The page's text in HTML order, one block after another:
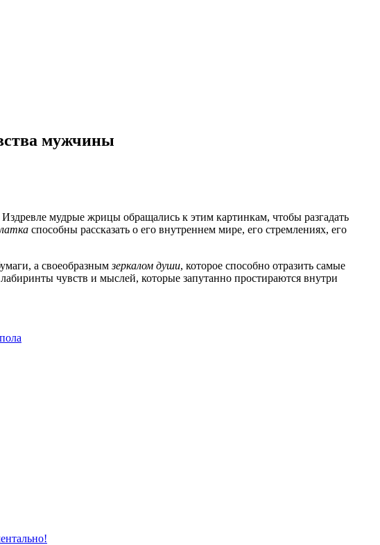
мужчины
Издревле мудрые жрицы обращались к этим картинкам, чтобы разгадать
способны рассказать о его внутреннем мире, его стремлениях, его
а своеобразнымзеркалом души, которое способно отразить самые
чувств и мыслей, которые запутанно простираются внутри